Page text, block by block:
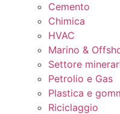
Cemento
Chimica
HVAC
Marino &
Settore
Petrolio e Gas
Plastica e
Riciclaggio